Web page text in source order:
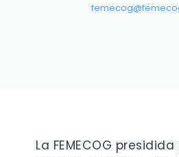
La FEMECOG